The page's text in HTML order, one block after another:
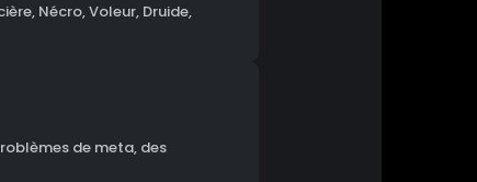
Nécro, Voleur, Druide,
de meta, des